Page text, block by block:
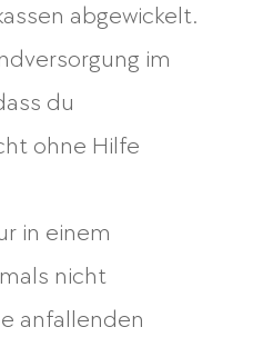
abgewickelt.
im
du
ohne Hilfe
in einem
nicht
anfallenden